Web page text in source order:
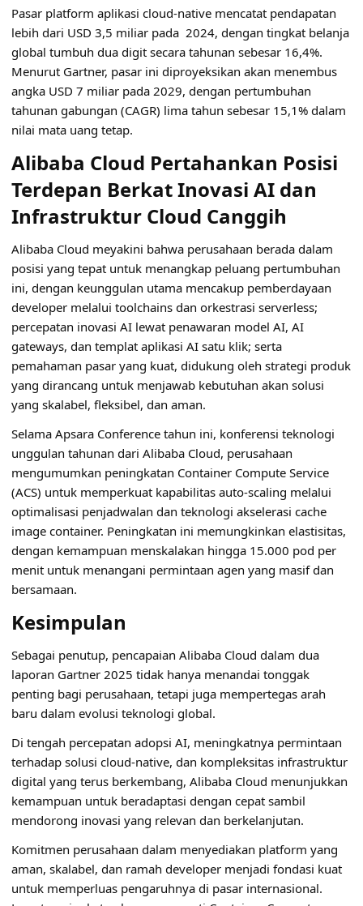
Pasar platform aplikasi cloud-native mencatat pendapatan
lebih dari USD 3,5 miliar pada 2024, dengan tingkat belanja
global tumbuh dua digit secara tahunan sebesar 16,4%.
Menurut Gartner, pasar ini diproyeksikan akan menembus
angka USD 7 miliar pada 2029, dengan pertumbuhan
tahunan gabungan (CAGR) lima tahun sebesar 15,1% dalam
nilai mata uang tetap.
Alibaba Cloud Pertahankan Posisi
Terdepan Berkat Inovasi AI dan
Infrastruktur Cloud Canggih
Alibaba Cloud meyakini bahwa perusahaan berada dalam
posisi yang tepat untuk menangkap peluang pertumbuhan
ini, dengan keunggulan utama mencakup pemberdayaan
developer melalui toolchains dan orkestrasi serverless;
percepatan inovasi AI lewat penawaran model AI, AI
gateways, dan templat aplikasi AI satu klik; serta
pemahaman pasar yang kuat, didukung oleh strategi produk
yang dirancang untuk menjawab kebutuhan akan solusi
yang skalabel, fleksibel, dan aman.
Selama Apsara Conference tahun ini, konferensi teknologi
unggulan tahunan dari Alibaba Cloud, perusahaan
mengumumkan peningkatan Container Compute Service
(ACS) untuk memperkuat kapabilitas auto-scaling melalui
optimalisasi penjadwalan dan teknologi akselerasi cache
image container. Peningkatan ini memungkinkan elastisitas,
dengan kemampuan menskalakan hingga 15.000 pod per
menit untuk menangani permintaan agen yang masif dan
bersamaan.
Kesimpulan
Sebagai penutup, pencapaian Alibaba Cloud dalam dua
laporan Gartner 2025 tidak hanya menandai tonggak
penting bagi perusahaan, tetapi juga mempertegas arah
baru dalam evolusi teknologi global.
Di tengah percepatan adopsi AI, meningkatnya permintaan
terhadap solusi cloud-native, dan kompleksitas infrastruktur
digital yang terus berkembang, Alibaba Cloud menunjukkan
kemampuan untuk beradaptasi dengan cepat sambil
mendorong inovasi yang relevan dan berkelanjutan.
Komitmen perusahaan dalam menyediakan platform yang
aman, skalabel, dan ramah developer menjadi fondasi kuat
untuk memperluas pengaruhnya di pasar internasional.